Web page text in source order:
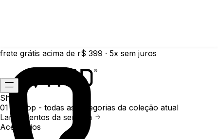
frete grátis acima de r$ 399 · 5x sem juros
Shop
01 /
Shop - todas as categorias da coleção atual
Lançamentos da semana
Acessórios